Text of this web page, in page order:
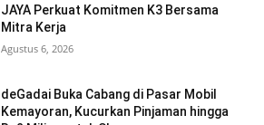
JAYA Perkuat Komitmen K3 Bersama
Mitra Kerja
Agustus 6, 2026
deGadai Buka Cabang di Pasar Mobil
Kemayoran, Kucurkan Pinjaman hingga